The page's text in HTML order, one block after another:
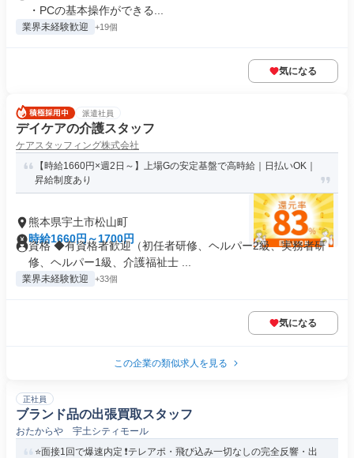
・PCの基本操作ができる...
業界未経験歓迎 +19個
気になる
派遣社員
デイケアの介護スタッフ
ケアスタッフィング株式会社
【時給1660円×週2日～】上場Gの安定基盤で高時給｜日払いOK｜
昇給制度あり
熊本県宇土市松山町
時給1660円～1700円
資格 ◆有資格者歓迎（初任者研修、ヘルパー2級、実務者研
修、ヘルパー1級、介護福祉士 ...
業界未経験歓迎 +33個
気になる
この企業の類似求人を見る
正社員
ブランド品の出張買取スタッフ
おたからや 宇土シティモール
⭐️面接1回で爆速内定 ❗️テレアポ・飛び込み一切なしの完全反響・出